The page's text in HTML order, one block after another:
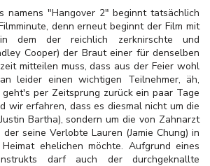
namens "Hangover 2" beginnt tatsächlich
denn erneut beginnt der Film mit
dem der reichlich zerknirschte und
Cooper) der Braut einer für denselben
mitteilen muss, dass aus der Feier wohl
leider einen wichtigen Teilnehmer, äh,
per Zeitsprung zurück ein paar Tage
wir erfahren, dass es diesmal nicht um die
Bartha), sondern um die von Zahnarzt
seine Verlobte Lauren (Jamie Chung) in
ehelichen möchte. Aufgrund eines
darf auch der durchgeknallte